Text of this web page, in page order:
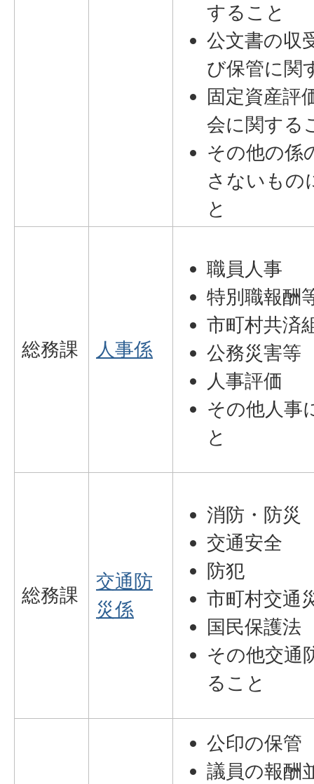
すること
公文書の収
び保管に関
固定資産評
会に関する
その他の係
さないもの
と
総務課 人事係
職員人事
特別職報酬
市町村共済
公務災害等
人事評価
その他人事
と
総務課
交通防
災係
消防・防災
交通安全
防犯
市町村交通
国民保護法
その他交通
ること
公印の保管
議員の報酬